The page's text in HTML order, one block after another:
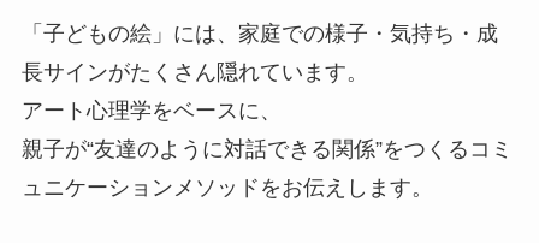
「子どもの絵」には、家庭での様子・気持ち・成
長サインがたくさん隠れています。
アート心理学をベースに、
親子が“友達のように対話できる関係”をつくるコミ
ュニケーションメソッドをお伝えします。